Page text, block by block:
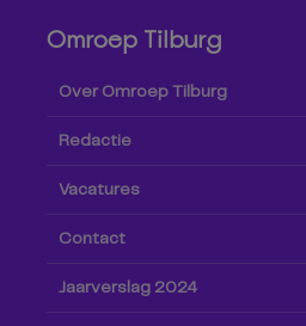
Omroep Tilburg
Over Omroep Tilburg
Redactie
Vacatures
Contact
Jaarverslag 2024